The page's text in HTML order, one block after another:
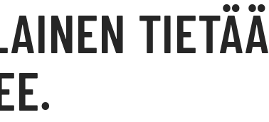
TIETÄÄ